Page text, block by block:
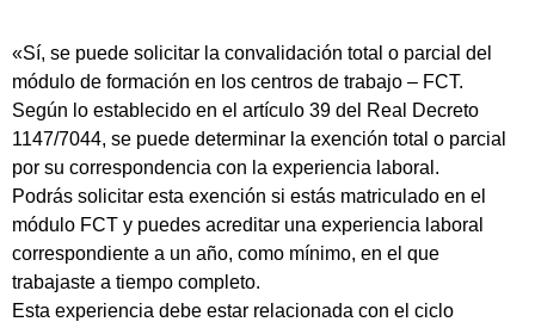
«Sí, se puede solicitar la convalidación total o parcial del
módulo de formación en los centros de trabajo – FCT.
Según lo establecido en el artículo 39 del Real Decreto
1147/7044, se puede determinar la exención total o parcial
por su correspondencia con la experiencia laboral.
Podrás solicitar esta exención si estás matriculado en el
módulo FCT y puedes acreditar una experiencia laboral
correspondiente a un año, como mínimo, en el que
trabajaste a tiempo completo.
Esta experiencia debe estar relacionada con el ciclo